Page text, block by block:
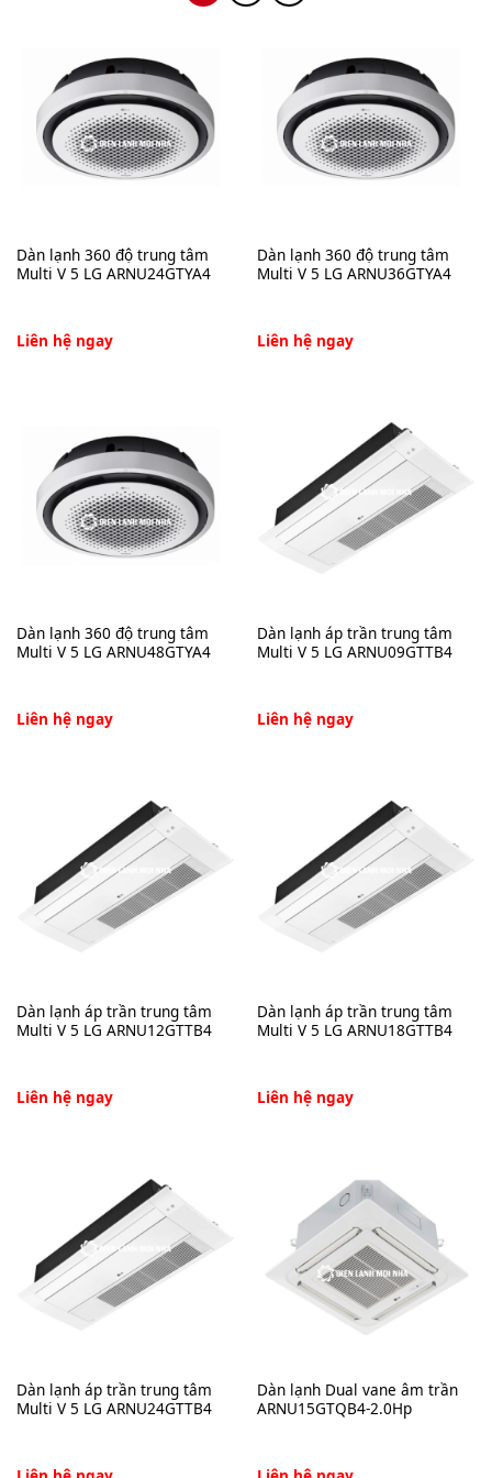
Dàn lạnh 360 độ trung tâm
Multi V 5 LG ARNU24GTYA4
Liên hệ ngay
Dàn lạnh 360 độ trung tâm
Multi V 5 LG ARNU36GTYA4
Liên hệ ngay
Dàn lạnh 360 độ trung tâm
Multi V 5 LG ARNU48GTYA4
Liên hệ ngay
Dàn lạnh áp trần trung tâm
Multi V 5 LG ARNU09GTTB4
Liên hệ ngay
Dàn lạnh áp trần trung tâm
Multi V 5 LG ARNU12GTTB4
Liên hệ ngay
Dàn lạnh áp trần trung tâm
Multi V 5 LG ARNU18GTTB4
Liên hệ ngay
Dàn lạnh áp trần trung tâm
Multi V 5 LG ARNU24GTTB4
Dàn lạnh Dual vane âm trần
ARNU15GTQB4-2.0Hp